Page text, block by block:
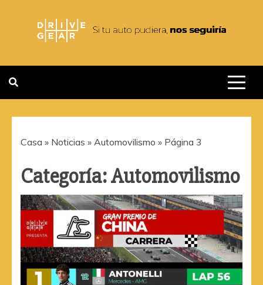
contenido
DRIVEGEAR
Casa » Noticias » Automovilismo » Página 3
Categoría:Automovilismo